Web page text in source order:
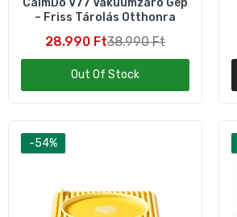
CalmDo V77 Vákuumzáró Gép
– Friss Tárolás Otthonra
28.990 Ft38.990 Ft
Out Of Stock
-54%